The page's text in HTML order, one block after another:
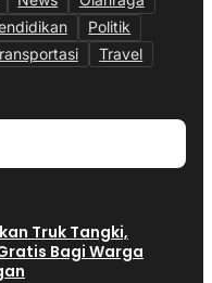
Politik
Travel
Truk Tangki,
Bagi Warga